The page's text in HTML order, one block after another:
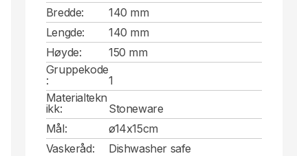
Bredde:
140 mm
Lengde:
140 mm
Høyde:
150 mm
Gruppekode
:
1
Materialtekn
ikk:
Stoneware
Mål:
ø14x15cm
Vaskeråd:
Dishwasher safe